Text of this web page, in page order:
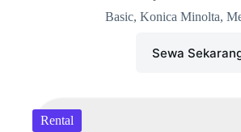
Basic, Konica Minolta,
Sewa
Rental